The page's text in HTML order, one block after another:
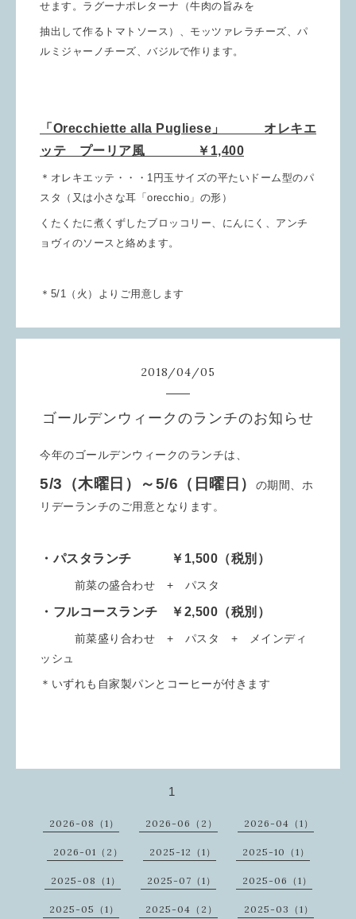
せます。ラグーナポレターナ（牛肉の旨みを
抽出して作るトマトソース）、モッツァレラチーズ、パ
ルミジャーノチーズ、バジルで作ります。
「Orecchiette alla Pugliese」 オレキエ
ッテ プーリア風 ￥1,400
＊オレキエッテ・・・1円玉サイズの平たいドーム型のパ
スタ（又は小さな耳「orecchio」の形）
くたくたに煮くずしたブロッコリー、にんにく、アンチ
ョヴィのソースと絡めます。
＊5/1（火）よりご用意します
2018/04/05
ゴールデンウィークのランチのお知らせ
今年のゴールデンウィークのランチは、
5/3（木曜日）～5/6（日曜日）
の期間、ホ
リデーランチのご用意となります。
・パスタランチ ￥1,500（税別）
前菜の盛合わせ + パスタ
・フルコースランチ ￥2,500（税別）
前菜盛り合わせ + パスタ + メインディ
ッシュ
＊いずれも自家製パンとコーヒーが付きます
1
2026-08（1） 2026-06（2） 2026-04（1）
2026-01（2） 2025-12（1） 2025-10（1）
2025-08（1） 2025-07（1） 2025-06（1）
2025-05（1） 2025-04（2） 2025-03（1）